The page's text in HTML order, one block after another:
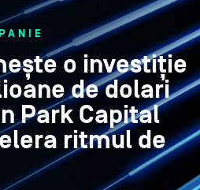
o investiție
de dolari
Park Capital
ritmul de